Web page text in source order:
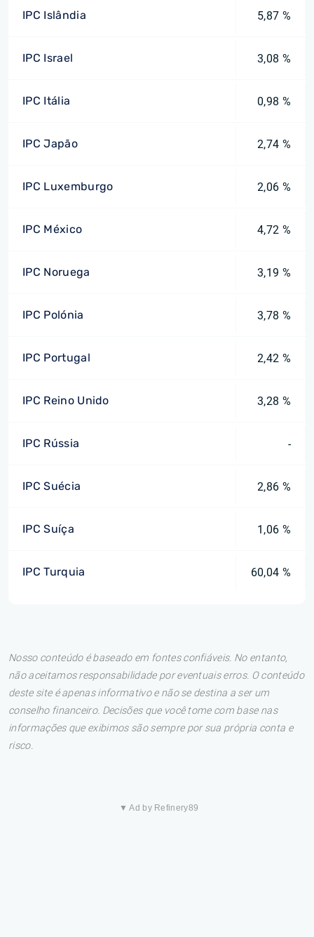
IPC Islândia 5,87 %
IPC Israel 3,08 %
IPC Itália 0,98 %
IPC Japão 2,74 %
IPC Luxemburgo 2,06 %
IPC México 4,72 %
IPC Noruega 3,19 %
IPC Polónia 3,78 %
IPC Portugal 2,42 %
IPC Reino Unido 3,28 %
IPC Rússia -
IPC Suécia 2,86 %
IPC Suíça 1,06 %
IPC Turquia 60,04 %
Nosso conteúdo é baseado em fontes confiáveis. No entanto,
não aceitamos responsabilidade por eventuais erros. O conteúdo
deste site é apenas informativo e não se destina a ser um
conselho financeiro. Decisões que você tome com base nas
informações que exibimos são sempre por sua própria conta e
risco.
▼ Ad by Refinery89